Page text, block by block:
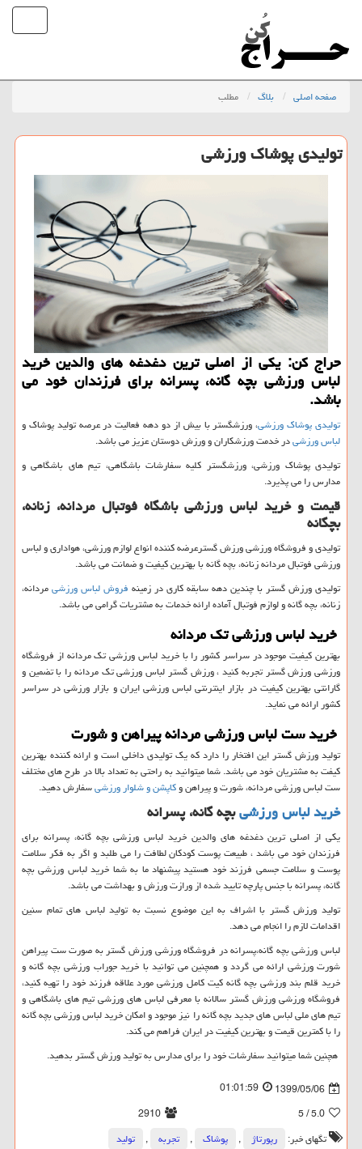
صفحه اصلی بلاگ مطلب
تولیدی پوشاك ورزشی
حراج كن: یكی از اصلی ترین دغدغه های والدین خرید
لباس ورزشی بچه گانه، پسرانه برای فرزندان خود می
باشد.
تولیدی پوشاک ورزشی، ورزشگستر با بیش از دو دهه فعالیت در عرصه تولید پوشاک و
لباس ورزشیدر خدمت ورزشکاران و ورزش دوستان عزیز می باشد.
تولیدی پوشاک ورزشی، ورزشگستر کلیه سفارشات باشگاهی، تیم های باشگاهی و
مدارس را می پذیرد.
قیمت و خرید لباس ورزشی باشگاه فوتبال مردانه، زنانه،
بچگانه
تولیدی و فروشگاه ورزشی ورزش گسترعرضه کننده انواع لوازم ورزشی، هواداری و لباس
ورزشی فوتبال مردانه زنانه، بچه گانه با بهترین کیفیت و ضمانت می باشد.
تولیدی ورزش گستر با چندین دهه سابقه کاری در زمینه فروش لباس ورزشیمردانه،
زنانه، بچه گانه و لوازم فوتبال آماده ارائه خدمات به مشتریات گرامی می باشد.
خرید لباس ورزشی تک مردانه
بهترین کیفیت موجود در سراسر کشور را با خرید لباس ورزشی تک مردانه از فروشگاه
ورزشی ورزش گستر تجربه کنید ، ورزش گستر لباس ورزشی تک مردانه را با تضمین و
گارانتی بهترین کیفیت در بازار اینترنتی لباس ورزشی ایران و بازار ورزشی در سراسر
کشور ارائه می نماید.
خرید ست لباس ورزشی مردانه پیراهن و شورت
تولید ورزش گستر این افتخار را دارد که یک تولیدی داخلی است و ارائه کننده بهترین
کیفت به مشتریان خود می باشد. شما میتوانید به راحتی به تعداد بالا در طرح های مختلف
ست لباس ورزشی مردانه، شورت و پیراهن وکاپشن و شلوار ورزشیسفارش دهید.
خرید لباس ورزشیبچه گانه، پسرانه
یکی از اصلی ترین دغدغه های والدین خرید لباس ورزشی بچه گانه، پسرانه برای
فرزندان خود می باشد ، طبیعت پوست کودکان لطافت را می طلبد و اگر به فکر سلامت
پوست و سلامت جسمی فرزند خود هستید پیشنهاد ما به شما خرید لباس ورزشی بچه
گانه، پسرانه با جنس پارچه تایید شده از ورازت ورزش و بهداشت می باشد.
تولید ورزش گستر با اشراف به این موضوع نسبت به تولید لباس های تمام سنین
اقدامات لازم را انجام می دهد.
لباس ورزشی بچه گانه،پسرانه در فروشگاه ورزشی ورزش گستر به صورت ست پیراهن
شورت ورزشی ارائه می گردد و همچنین می توانید با خرید جوراب ورزشی بچه گانه و
خرید قلم بند ورزشی بچه گانه کیت کامل ورزشی مورد علاقه فرزند خود را تهیه کنید،
فروشگاه ورزشی ورزش گستر سالانه با معرفی لباس های ورزشی تیم های باشگاهی و
تیم های ملی لباس های جدید بچه گانه را نیز موجود و امکان خرید لباس ورزشی بچه گانه
را با کمترین قیمت و بهترین کیفیت در ایران فراهم می کند.
هچنین شما میتوانید سفارشات خود را برای مدارس به تولید ورزش گستر بدهید.
1399/05/06
01:01:59
5.0
/ 5
2910
تگهای خبر:
رپورتاژ , پوشاك , تجربه ,
تولید